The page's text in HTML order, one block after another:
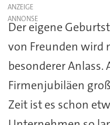
ANZEIGE
Der eigene
von Freunden wird
besonderer
Firmenjubiläen
Zeit ist es schon